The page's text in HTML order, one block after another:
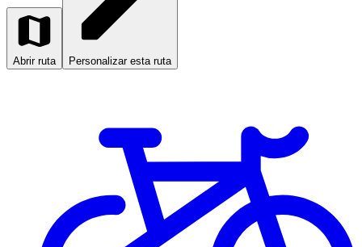
Abrir ruta Personalizar esta ruta